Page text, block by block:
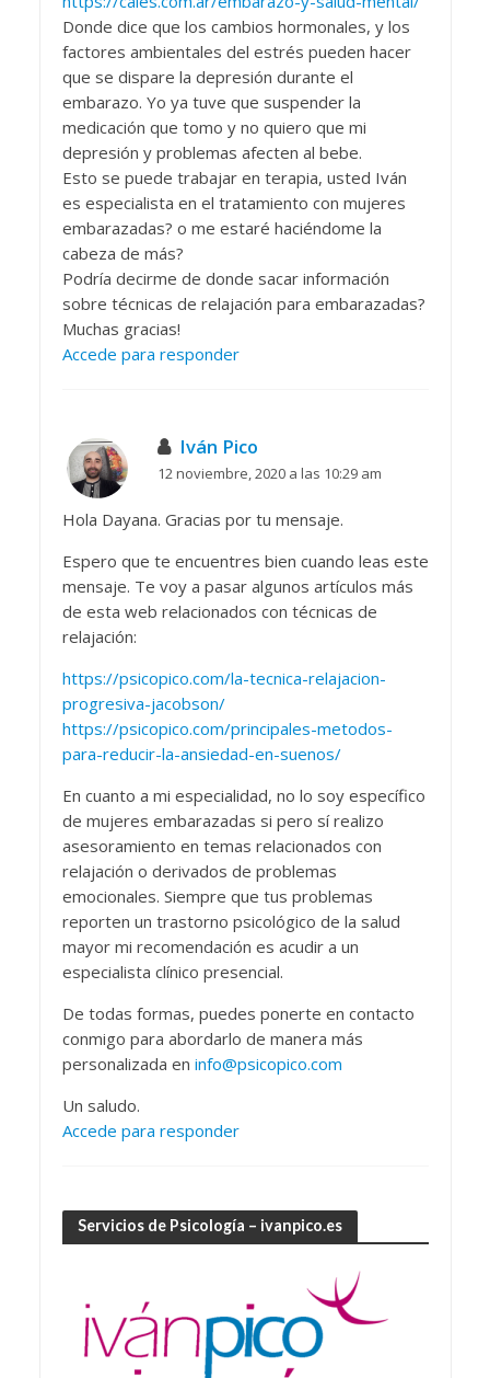
Donde dice que los cambios hormonales, y los
factores ambientales del estrés pueden hacer
que se dispare la depresión durante el
embarazo. Yo ya tuve que suspender la
medicación que tomo y no quiero que mi
depresión y problemas afecten al bebe.
Esto se puede trabajar en terapia, usted Iván
es especialista en el tratamiento con mujeres
embarazadas? o me estaré haciéndome la
cabeza de más?
Podría decirme de donde sacar información
sobre técnicas de relajación para embarazadas?
Muchas gracias!
Accede para responder
Iván Pico
12 noviembre, 2020 a las 10:29 am
Hola Dayana. Gracias por tu mensaje.
Espero que te encuentres bien cuando leas este
mensaje. Te voy a pasar algunos artículos más
de esta web relacionados con técnicas de
relajación:
https://psicopico.com/la-tecnica-relajacion-
progresiva-jacobson/
https://psicopico.com/principales-metodos-
para-reducir-la-ansiedad-en-suenos/
En cuanto a mi especialidad, no lo soy específico
de mujeres embarazadas si pero sí realizo
asesoramiento en temas relacionados con
relajación o derivados de problemas
emocionales. Siempre que tus problemas
reporten un trastorno psicológico de la salud
mayor mi recomendación es acudir a un
especialista clínico presencial.
De todas formas, puedes ponerte en contacto
conmigo para abordarlo de manera más
personalizada en info@psicopico.com
Un saludo.
Accede para responder
Servicios de Psicología – ivanpico.es